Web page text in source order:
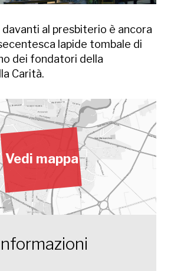
al presbiterio è ancora
lapide tombale di
dei fondatori della
Carità.
Vedi mappa